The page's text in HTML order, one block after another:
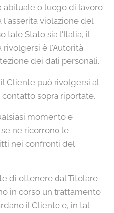
abituale o luogo di lavoro
l'asserita violazione del
tale Stato sia l'Italia, il
rivolgersi è l'Autorità
dei dati personali.
Cliente può rivolgersi al
sopra riportate.
momento e
ne ricorrono le
nei confronti del
di ottenere dal Titolare
in corso un trattamento
il Cliente e, in tal